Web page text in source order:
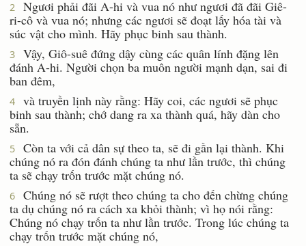
2
Ngươi phải đãi A-hi và vua nó như ngươi đã đãi Giê-
ri-cô và vua nó; nhưng các ngươi sẽ đoạt lấy hóa tài và
súc vật cho mình. Hãy phục binh sau thành.
3
Vậy, Giô-suê đứng dậy cùng các quân lính đặng lên
đánh A-hi. Người chọn ba muôn người mạnh dạn, sai đi
ban đêm,
4
và truyền lịnh này rằng: Hãy coi, các ngươi sẽ phục
binh sau thành; chớ dang ra xa thành quá, hãy dàn cho
sẵn.
5
Còn ta với cả dân sự theo ta, sẽ đi gần lại thành. Khi
chúng nó ra đón đánh chúng ta như lần trước, thì chúng
ta sẽ chạy trốn trước mặt chúng nó.
6
Chúng nó sẽ rượt theo chúng ta cho đến chừng chúng
ta dụ chúng nó ra cách xa khỏi thành; vì họ nói rằng:
Chúng nó chạy trốn ta như lần trước. Trong lúc chúng ta
chạy trốn trước mặt chúng nó,